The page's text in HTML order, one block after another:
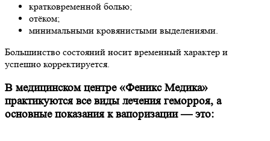
кратковременной болью;
отёком;
минимальными кровянистыми выделениями.
Большинство состояний носит временный характер и
успешно корректируется.
В медицинском центре «Феникс Медика»
практикуются все виды лечения геморроя, а
основные показания к вапоризации — это: